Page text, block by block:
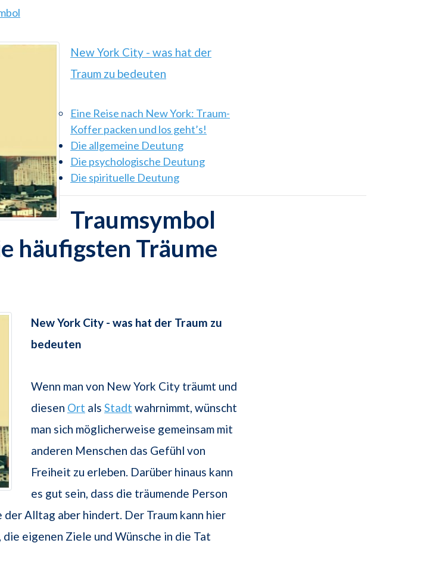
New York City - was hat der
Traum zu bedeuten
Eine Reise nach New York: Traum-
Koffer packen und los geht’s!
Die allgemeine Deutung
Die psychologische Deutung
Die spirituelle Deutung
Traumsymbol
häufigsten Träume
New York City - was hat der Traum zu
bedeuten
Wenn man von New York City träumt und
diesen Ort als Stadt wahrnimmt, wünscht
man sich möglicherweise gemeinsam mit
anderen Menschen das Gefühl von
Freiheit zu erleben. Darüber hinaus kann
es gut sein, dass die träumende Person
Alltag aber hindert. Der Traum kann hier
eigenen Ziele und Wünsche in die Tat